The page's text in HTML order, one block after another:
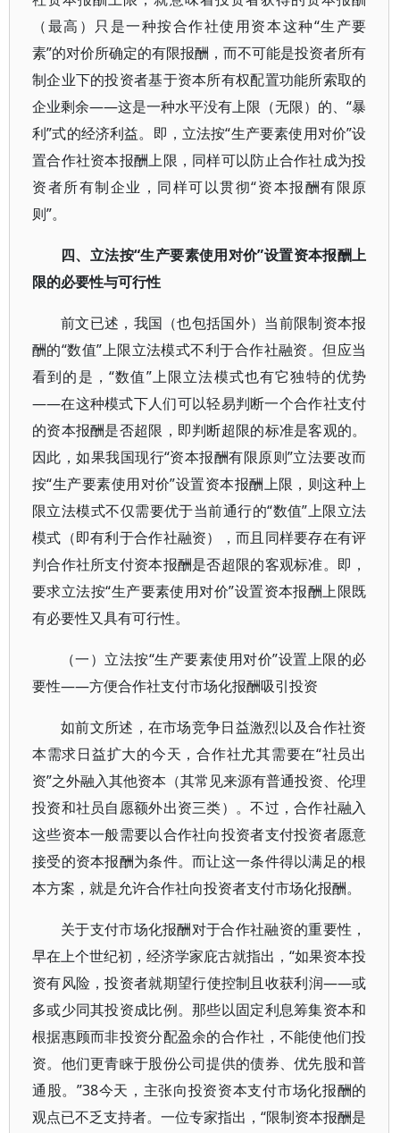
（最高）只是一种按合作社使用资本这种“生产要
素”的对价所确定的有限报酬，而不可能是投资者所有
制企业下的投资者基于资本所有权配置功能所索取的
企业剩余——这是一种水平没有上限（无限）的、“暴
利”式的经济利益。即，立法按“生产要素使用对价”设
置合作社资本报酬上限，同样可以防止合作社成为投
资者所有制企业，同样可以贯彻“资本报酬有限原
则”。
四、立法按“生产要素使用对价”设置资本报酬上
限的必要性与可行性
前文已述，我国（也包括国外）当前限制资本报
酬的“数值”上限立法模式不利于合作社融资。但应当
看到的是，“数值”上限立法模式也有它独特的优势
——在这种模式下人们可以轻易判断一个合作社支付
的资本报酬是否超限，即判断超限的标准是客观的。
因此，如果我国现行“资本报酬有限原则”立法要改而
按“生产要素使用对价”设置资本报酬上限，则这种上
限立法模式不仅需要优于当前通行的“数值”上限立法
模式（即有利于合作社融资），而且同样要存在有评
判合作社所支付资本报酬是否超限的客观标准。即，
要求立法按“生产要素使用对价”设置资本报酬上限既
有必要性又具有可行性。
（一）立法按“生产要素使用对价”设置上限的必
要性——方便合作社支付市场化报酬吸引投资
如前文所述，在市场竞争日益激烈以及合作社资
本需求日益扩大的今天，合作社尤其需要在“社员出
资”之外融入其他资本（其常见来源有普通投资、伦理
投资和社员自愿额外出资三类）。不过，合作社融入
这些资本一般需要以合作社向投资者支付投资者愿意
接受的资本报酬为条件。而让这一条件得以满足的根
本方案，就是允许合作社向投资者支付市场化报酬。
关于支付市场化报酬对于合作社融资的重要性，
早在上个世纪初，经济学家庇古就指出，“如果资本投
资有风险，投资者就期望行使控制且收获利润——或
多或少同其投资成比例。那些以固定利息筹集资本和
根据惠顾而非投资分配盈余的合作社，不能使他们投
资。他们更青睐于股份公司提供的债券、优先股和普
通股。”38今天，主张向投资资本支付市场化报酬的
观点已不乏支持者。一位专家指出，“限制资本报酬是